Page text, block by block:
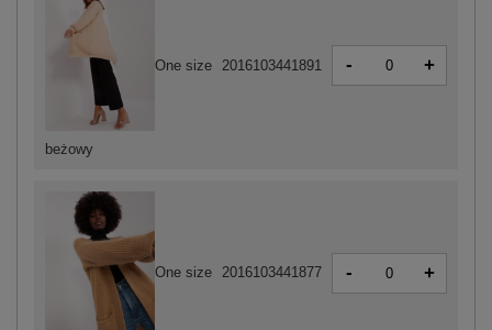
One size 2016103441877 - +
beżowy
One size 2016103441891 - +